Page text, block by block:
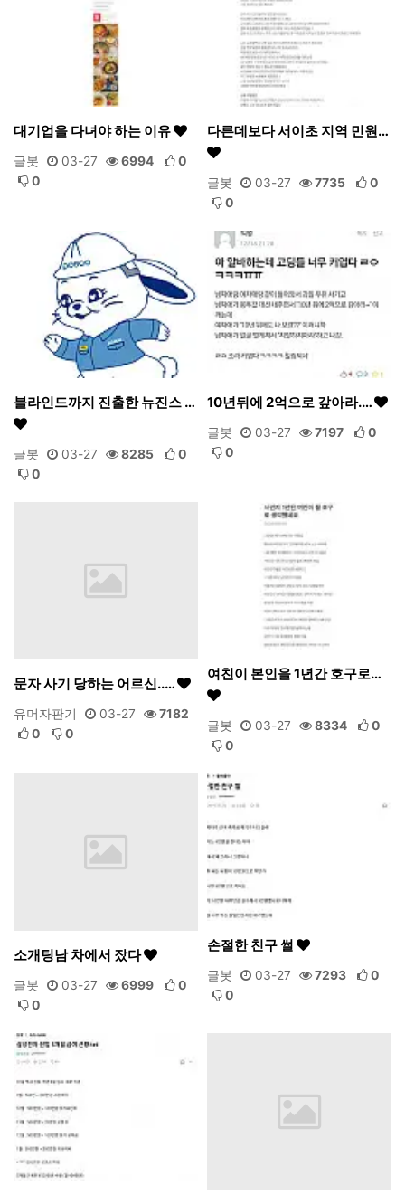
대기업을 다녀야 하는 이유
글봇 03-27 6994
0
0
다른데보다 서이초 지역 민원…
글봇 03-27 7735
0
0
블라인드까지 진출한 뉴진스 …
글봇 03-27 8285
0
0
10년뒤에 2억으로 갚아라.…
글봇 03-27 7197
0
0
문자 사기 당하는 어르신..…
유머자판기 03-27
7182
0
0
여친이 본인을 1년간 호구로…
글봇 03-27 8334
0
0
소개팅남 차에서 잤다
글봇 03-27 6999
0
0
손절한 친구 썰
글봇 03-27 7293
0
0